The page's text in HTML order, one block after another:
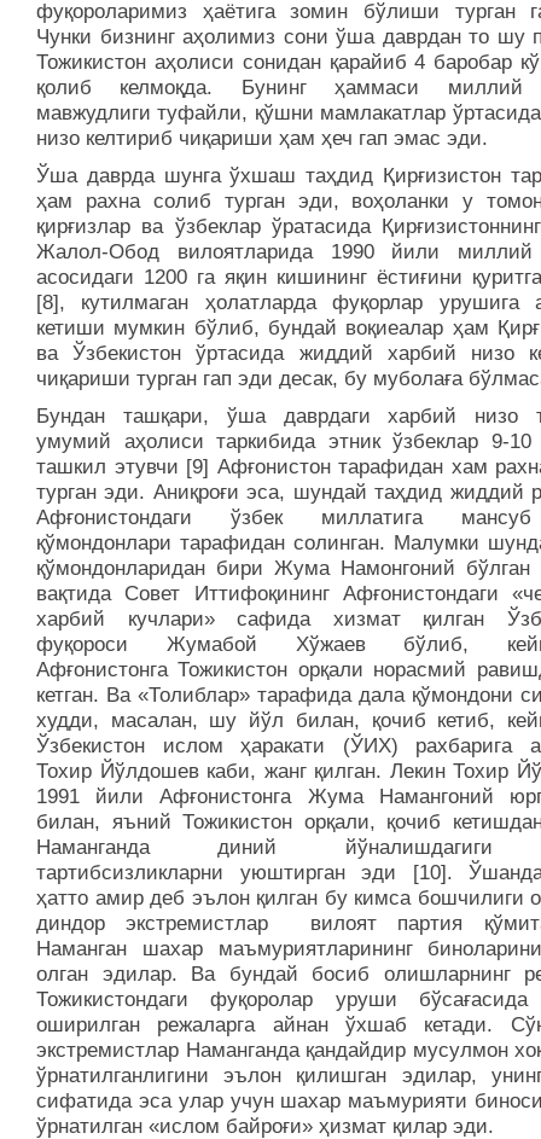
фуқороларимиз ҳаётига зомин бўлиши турган
Чунки бизнинг аҳолимиз сони ўша даврдан то шу
Тожикистон аҳолиси сонидан қарайиб 4 баробар
қолиб келмоқда. Бунинг ҳаммаси миллий
мавжудлиги туфайли, қўшни мамлакатлар
низо келтириб чиқариши ҳам ҳеч гап эмас эди.
Ўша даврда шунга ўхшаш таҳдид Қирғизистон
ҳам рахна солиб турган эди, воҳоланки у
қирғизлар ва ўзбеклар ўратасида
Жалол-Обод вилоятларида 1990 йили миллий
асосидаги 1200 га яқин кишининг ёстиғини
[8], кутилмаган ҳолатларда фуқорлар урушига
кетиши мумкин бўлиб, бундай воқиеалар ҳам
ва Ўзбекистон ўртасида жиддий харбий низо
чиқариши турган гап эди десак, бу муболаға
Бундан ташқари, ўша даврдаги харбий низо
умумий аҳолиси таркибида этник ўзбеклар 9-
ташкил этувчи [9] Афғонистон тарафидан хам
турган эди. Аниқроғи эса, шундай таҳдид жиддий
Афғонистондаги ўзбек миллатига
қўмондонлари тарафидан солинган. Малумки
қўмондонларидан бири Жума Намонгоний
вақтида Совет Иттифоқининг Афғонистондаги
харбий кучлари» сафида хизмат қилган
фуқороси Жумабой Хўжаев бўлиб,
Афғонистонга Тожикистон орқали норасмий
кетган. Ва «Толиблар» тарафида дала қўмондони
худди, масалан, шу йўл билан, қочиб кетиб,
Ўзбекистон ислом ҳаракати (ЎИХ) рахбарига
Тохир Йўлдошев каби, жанг қилган. Лекин Тохир
1991 йили Афғонистонга Жума Намангоний
билан, яъний Тожикистон орқали, қочиб
Наманганда диний йўналишдагиги
тартибсизликларни уюштирган эди [10].
ҳатто амир деб эълон қилган бу кимса бошчилиги
диндор экстремистлар вилоят партия
Наманган шахар маъмуриятларининг
олган эдилар. Ва бундай босиб олишларнинг
Тожикистондаги фуқоролар уруши бўсағасида
оширилган режаларга айнан ўхшаб кетади.
экстремистлар Наманганда қандайдир мусулмон
ўрнатилганлигини эълон қилишган эдилар,
сифатида эса улар учун шахар маъмурияти
ўрнатилган «ислом байроғи» ҳизмат қилар эди.